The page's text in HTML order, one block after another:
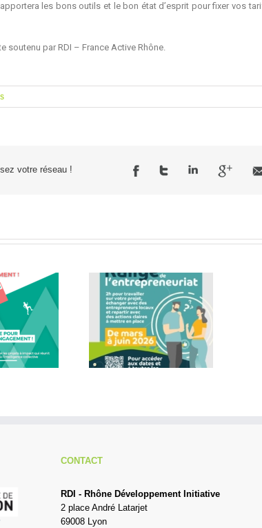
les bons outils et le bon état d’esprit pour fixer vos
soutenu par RDI – France Active Rhône.
votre réseau !
l’entrepreneuriat
Monts du Lyonnais
Pour Noël,
cadeaux avec
entrepreneurs
CONTACT
RDI - Rhône Développement Initiative
2 place André Latarjet
69008 Lyon